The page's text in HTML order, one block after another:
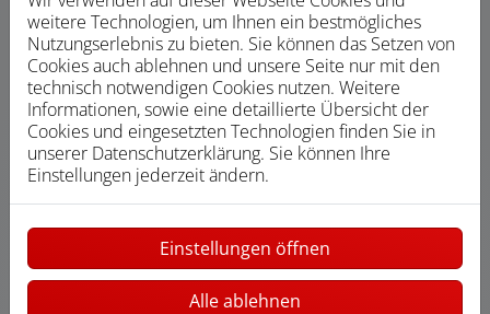
Viele Jahre Erfahrung
Moderne Technik und Ausstattung
weitere Technologien, um Ihnen ein bestmögliches
Nutzungserlebnis zu bieten. Sie können das Setzen von
Cookies auch ablehnen und unsere Seite nur mit den
technisch notwendigen Cookies nutzen. Weitere
Informationen, sowie eine detaillierte Übersicht der
Cookies und eingesetzten Technologien finden Sie in
unserer Datenschutzerklärung. Sie können Ihre
Einstellungen jederzeit ändern.
Einstellungen öffnen
Alle ablehnen